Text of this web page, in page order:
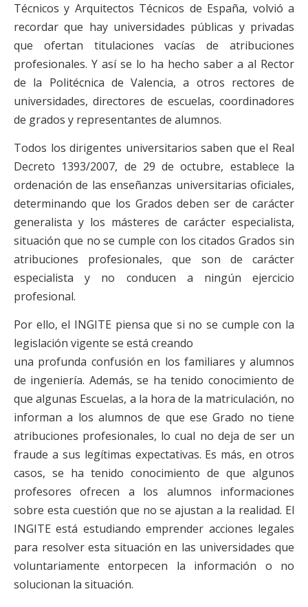
Técnicos y Arquitectos Técnicos de España, volvió a
recordar que hay universidades públicas y privadas
que ofertan titulaciones vacías de atribuciones
profesionales. Y así se lo ha hecho saber a al Rector
de la Politécnica de Valencia, a otros rectores de
universidades, directores de escuelas, coordinadores
de grados y representantes de alumnos.
Todos los dirigentes universitarios saben que el Real
Decreto 1393/2007, de 29 de octubre, establece la
ordenación de las enseñanzas universitarias oficiales,
determinando que los Grados deben ser de carácter
generalista y los másteres de carácter especialista,
situación que no se cumple con los citados Grados sin
atribuciones profesionales, que son de carácter
especialista y no conducen a ningún ejercicio
profesional.
Por ello, el INGITE piensa que si no se cumple con la
legislación vigente se está creando
una profunda confusión en los familiares y alumnos
de ingeniería. Además, se ha tenido conocimiento de
que algunas Escuelas, a la hora de la matriculación, no
informan a los alumnos de que ese Grado no tiene
atribuciones profesionales, lo cual no deja de ser un
fraude a sus legítimas expectativas. Es más, en otros
casos, se ha tenido conocimiento de que algunos
profesores ofrecen a los alumnos informaciones
sobre esta cuestión que no se ajustan a la realidad. El
INGITE está estudiando emprender acciones legales
para resolver esta situación en las universidades que
voluntariamente entorpecen la información o no
solucionan la situación.